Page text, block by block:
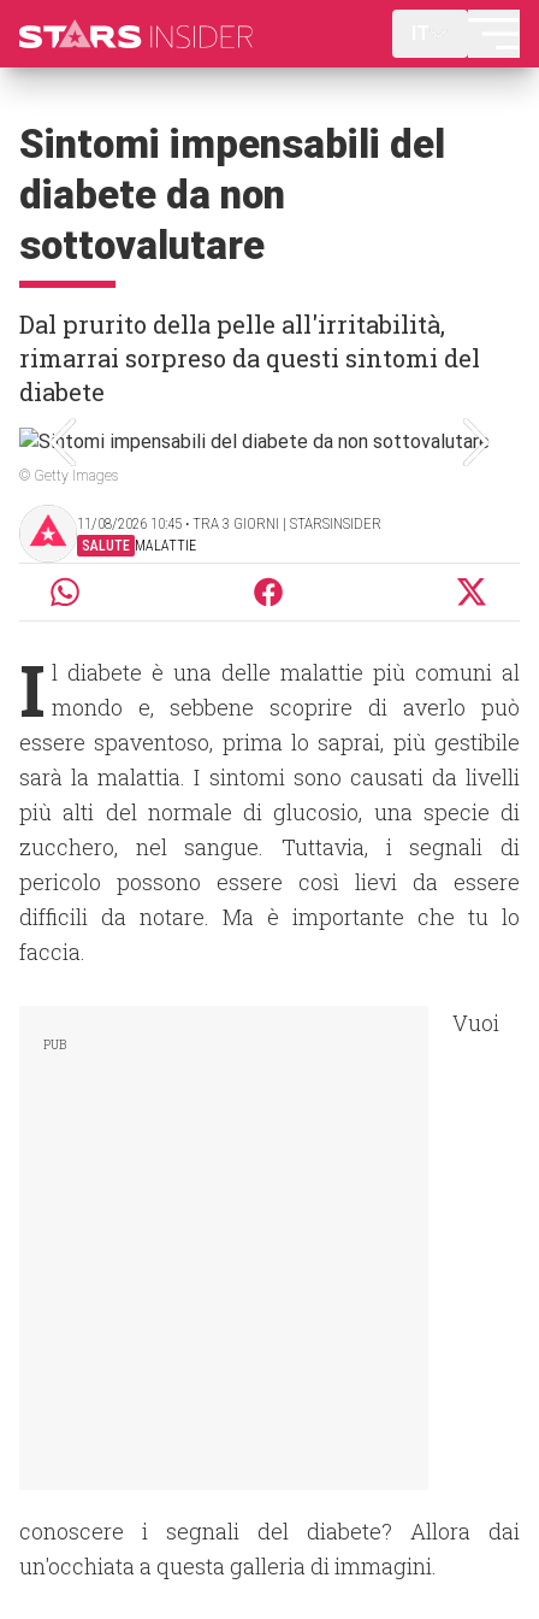
Sintomi impensabili del
diabete da non
sottovalutare
Dal prurito della pelle all'irritabilità,
rimarrai sorpreso da questi sintomi del
diabete
© Getty Images
11/08/2026 10:45 ‧ TRA 3 GIORNI | STARSINSIDER
SALUTE MALATTIE
I l diabete è una delle malattie più comuni al
mondo e, sebbene scoprire di averlo può
essere spaventoso, prima lo saprai, più gestibile
sarà la malattia. I sintomi sono causati da livelli
più alti del normale di glucosio, una specie di
zucchero, nel sangue. Tuttavia, i segnali di
pericolo possono essere così lievi da essere
difficili da notare. Ma è importante che tu lo
faccia.
Vuoi
conoscere i segnali del diabete? Allora dai
un'occhiata a questa galleria di immagini.